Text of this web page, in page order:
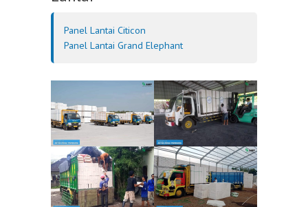
Panel Lantai Citicon
Panel Lantai Grand Elephant